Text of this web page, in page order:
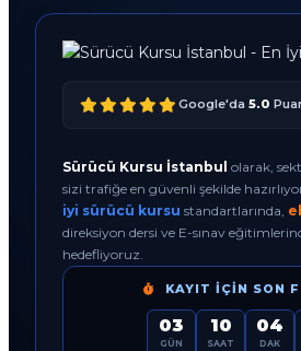
Google'da 5.0
Sürücü Kursu İstanbul olarak,
sizi trafiğe en güvenli şekilde
iyi sürücü kursu standartlarında,
direksiyon dersi ve E-sınav
hedefliyoruz.
KAYIT İÇIN SON
03
GÜN
10
SAAT
04
DAK